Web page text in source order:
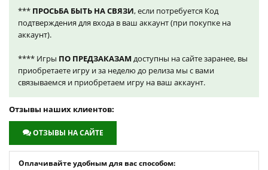
*** ПРОСЬБА БЫТЬ НА СВЯЗИ, если потребуется Код
подтверждения для входа в ваш аккаунт (при покупке на
аккаунт).
**** Игры ПО ПРЕДЗАКАЗАМ доступны на сайте заранее, вы
приобретаете игру и за неделю до релиза мы с вами
связываемся и приобретаем игру на ваш аккаунт.
Отзывы наших клиентов:
ОТЗЫВЫ НА САЙТЕ
Оплачивайте удобным для вас способом: